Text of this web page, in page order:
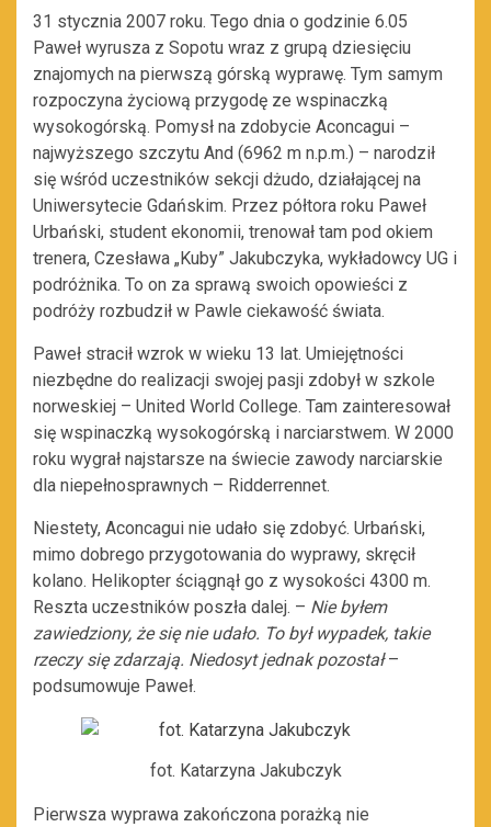
31 stycznia 2007 roku. Tego dnia o godzinie 6.05
Paweł wyrusza z Sopotu wraz z grupą dziesięciu
znajomych na pierwszą górską wyprawę. Tym samym
rozpoczyna życiową przygodę ze wspinaczką
wysokogórską. Pomysł na zdobycie Aconcagui –
najwyższego szczytu And (6962 m n.p.m.) – narodził
się wśród uczestników sekcji dżudo, działającej na
Uniwersytecie Gdańskim. Przez półtora roku Paweł
Urbański, student ekonomii, trenował tam pod okiem
trenera, Czesława „Kuby” Jakubczyka, wykładowcy UG i
podróżnika. To on za sprawą swoich opowieści z
podróży rozbudził w Pawle ciekawość świata.
Paweł stracił wzrok w wieku 13 lat. Umiejętności
niezbędne do realizacji swojej pasji zdobył w szkole
norweskiej – United World College. Tam zainteresował
się wspinaczką wysokogórską i narciarstwem. W 2000
roku wygrał najstarsze na świecie zawody narciarskie
dla niepełnosprawnych – Ridderrennet.
Niestety, Aconcagui nie udało się zdobyć. Urbański,
mimo dobrego przygotowania do wyprawy, skręcił
kolano. Helikopter ściągnął go z wysokości 4300 m.
Reszta uczestników poszła dalej. – Nie byłem
zawiedziony, że się nie udało. To był wypadek, takie
rzeczy się zdarzają. Niedosyt jednak pozostał–
podsumowuje Paweł.
fot. Katarzyna Jakubczyk
Pierwsza wyprawa zakończona porażką nie